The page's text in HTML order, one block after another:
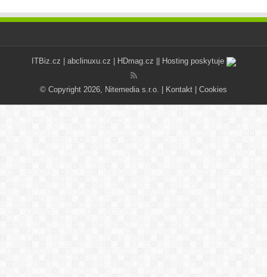
ITBiz.cz abclinuxu.cz HDmag.cz || Hosting poskytuje
© Copyright 2026, Nitemedia s.r.o. | Kontakt Cookies